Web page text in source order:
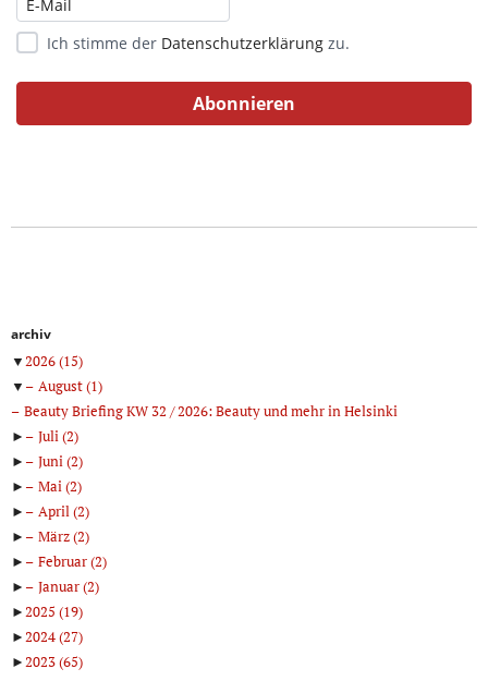
Ich stimme der Datenschutzerklärung zu.
archiv
▼2026(15)
▼
August(1)
Beauty Briefing KW 32 / 2026: Beauty und mehr in Helsinki
►
Juli(2)
►
Juni(2)
►
Mai(2)
►
April(2)
►
März(2)
►
Februar(2)
►
Januar(2)
►2025 (19)
►2024(27)
►2023(65)